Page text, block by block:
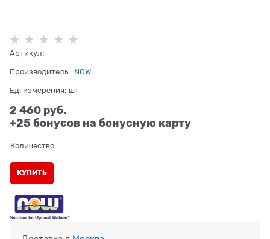
Артикул:
Производитель : NOW
Ед. измерения: шт
2 460 руб.
+25 бонусов на бонусную карту
Количество:
КУПИТЬ